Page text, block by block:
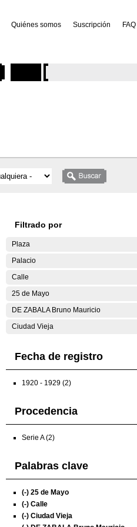
Quiénes somos Suscripción FAQ
Filtrado por
Plaza
Palacio
Calle
25 de Mayo
DE ZABALA Bruno Mauricio
Ciudad Vieja
Fecha de registro
1920 - 1929 (2)
Procedencia
Serie A (2)
Palabras clave
(-) 25 de Mayo
(-) Calle
(-) Ciudad Vieja